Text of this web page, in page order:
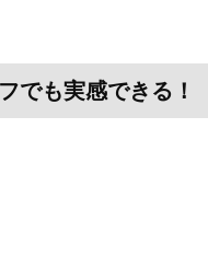
でも実感できる！